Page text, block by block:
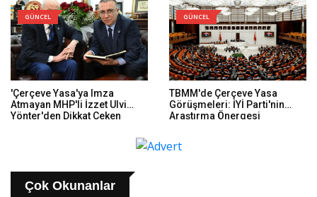
GÜNCEL
'Çerçeve Yasa'ya Imza
Atmayan MHP'li İzzet Ulvi
Yönter'den Dikkat Çeken
GÜNCEL
TBMM'de Çerçeve Yasa
Görüşmeleri: İYİ Parti'nin
Araştırma Önergesi
Çok Okunanlar